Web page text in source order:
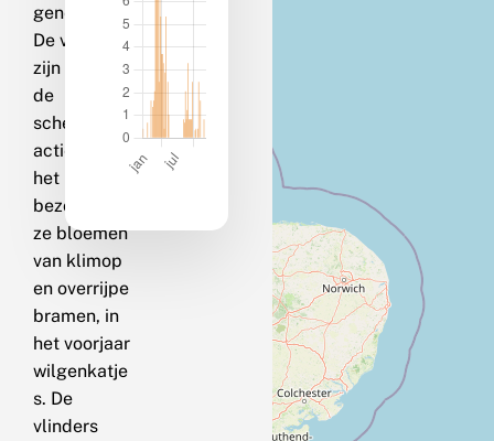
generatie.
De vlinders
zijn vanaf
de
schemering
actief; in
het najaar
bezoeken
ze bloemen
van klimop
en overrijpe
bramen, in
het voorjaar
wilgenkatje
s. De
vlinders